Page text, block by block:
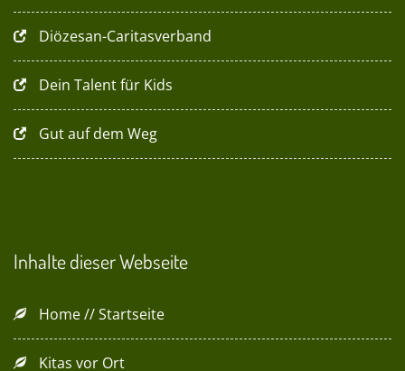
Diözesan-Caritasverband
Dein Talent für Kids
Gut auf dem Weg
Inhalte dieser Webseite
Home // Startseite
Kitas vor Ort